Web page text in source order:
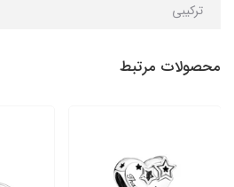
ترکیبی
محصولات مرتبط